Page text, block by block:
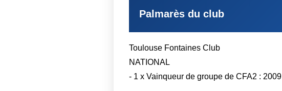
Palmarès du club
Toulouse Fontaines Club
NATIONAL
- 1 x Vainqueur de groupe de CFA2 : 2009